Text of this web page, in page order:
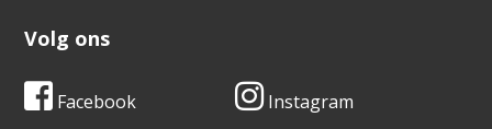
Volg ons
Facebook Instagram